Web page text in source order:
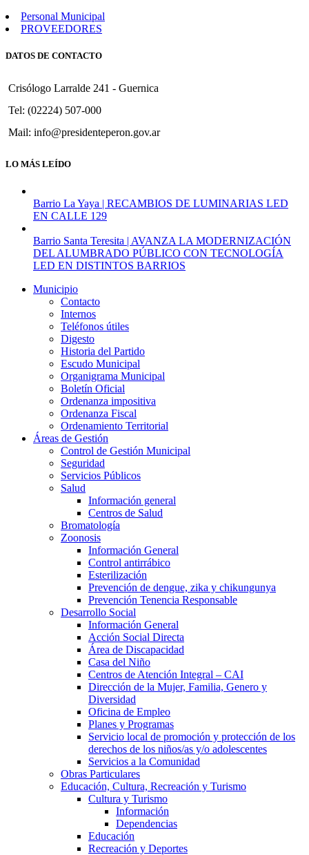
Personal Municipal
PROVEEDORES
DATOS DE CONTACTO
Crisólogo Larralde 241 - Guernica
Tel: (02224) 507-000
Mail: info@presidenteperon.gov.ar
LO MÁS LEÍDO
Barrio La Yaya | RECAMBIOS DE LUMINARIAS LED
EN CALLE 129
Barrio Santa Teresita | AVANZA LA MODERNIZACIÓN
DEL ALUMBRADO PÚBLICO CON TECNOLOGÍA
LED EN DISTINTOS BARRIOS
Municipio
Contacto
Internos
Teléfonos útiles
Digesto
Historia del Partido
Escudo Municipal
Organigrama Municipal
Boletín Oficial
Ordenanza impositiva
Ordenanza Fiscal
Ordenamiento Territorial
Áreas de Gestión
Control de Gestión Municipal
Seguridad
Servicios Públicos
Salud
Información general
Centros de Salud
Bromatología
Zoonosis
Información General
Control antirrábico
Esterilización
Prevención de dengue, zika y chikungunya
Prevención Tenencia Responsable
Desarrollo Social
Información General
Acción Social Directa
Área de Discapacidad
Casa del Niño
Centros de Atención Integral – CAI
Dirección de la Mujer, Familia, Genero y
Diversidad
Oficina de Empleo
Planes y Programas
Servicio local de promoción y protección de los
derechos de los niños/as y/o adolescentes
Servicios a la Comunidad
Obras Particulares
Educación, Cultura, Recreación y Turismo
Cultura y Turismo
Información
Dependencias
Educación
Recreación y Deportes